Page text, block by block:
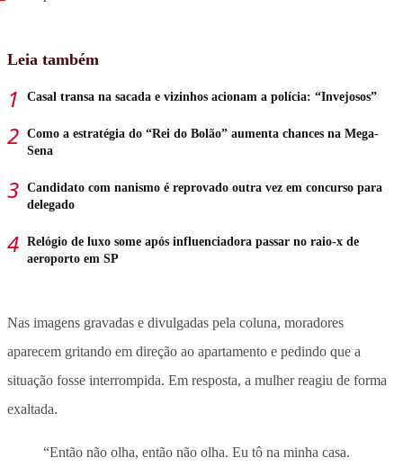
Leia também
Casal transa na sacada e vizinhos acionam a polícia: “Invejosos”
Como a estratégia do “Rei do Bolão” aumenta chances na Mega-
Sena
Candidato com nanismo é reprovado outra vez em concurso para
delegado
Relógio de luxo some após influenciadora passar no raio-x de
aeroporto em SP
Nas imagens gravadas e divulgadas pela coluna, moradores
aparecem gritando em direção ao apartamento e pedindo que a
situação fosse interrompida. Em resposta, a mulher reagiu de forma
exaltada.
“Então não olha, então não olha. Eu tô na minha casa.